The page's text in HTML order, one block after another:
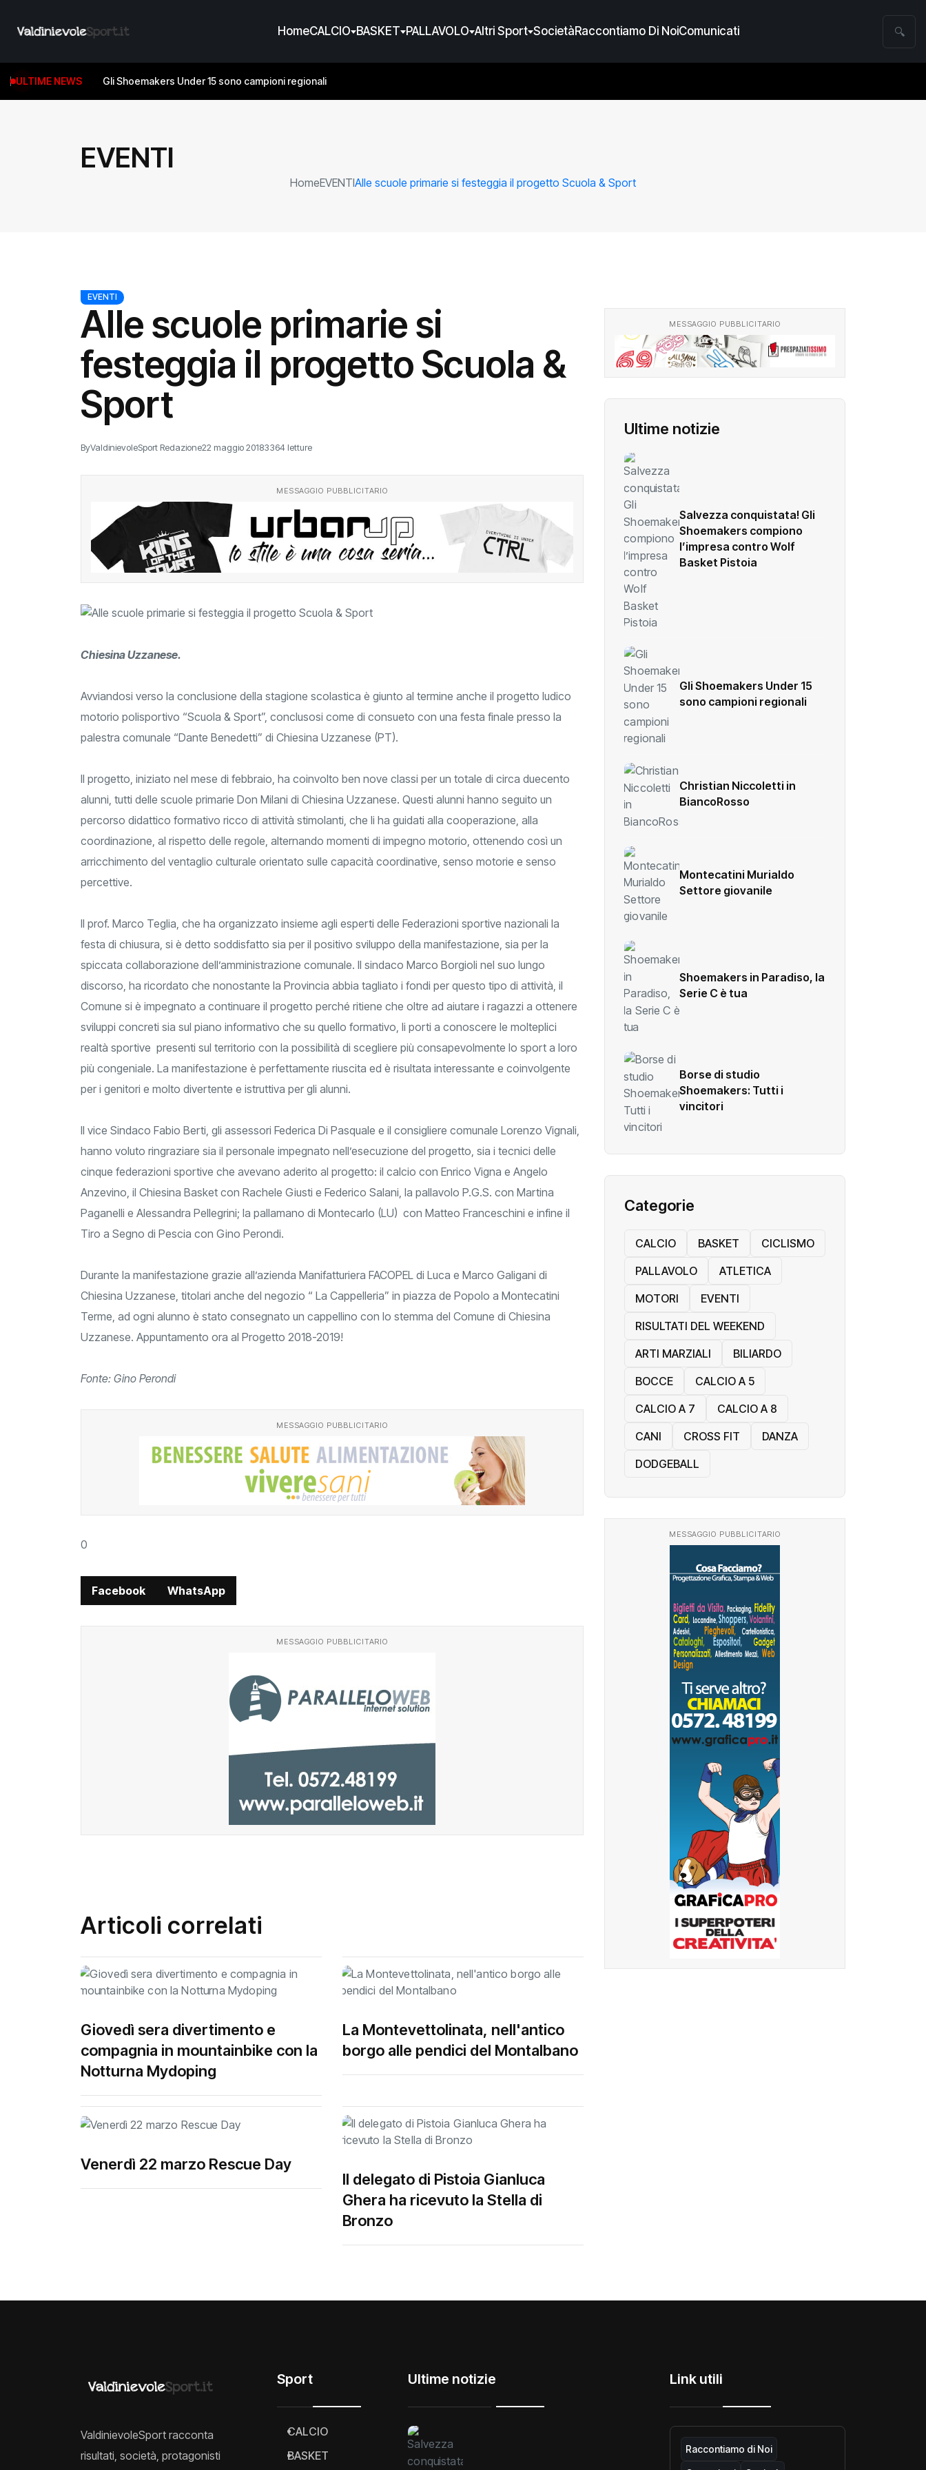
HomeCALCIO BASKET PALLAVOLO Altri Sport SocietàRaccontiamo Di NoiComunicati 🔍
ULTIME NEWS Gli Shoemakers Under 15 sono campioni regionali
EVENTI
HomeEVENTIAlle scuole primarie si festeggia il progetto Scuola & Sport
EVENTI
Alle scuole primarie si
festeggia il progetto Scuola &
Sport
ByValdinievoleSport Redazione22 maggio 20183364 letture
MESSAGGIO PUBBLICITARIO
Chiesina Uzzanese.
Avviandosi verso la conclusione della stagione scolastica è giunto al termine anche il progetto ludico
motorio polisportivo “Scuola & Sport”, conclusosi come di consueto con una festa finale presso la
palestra comunale “Dante Benedetti” di Chiesina Uzzanese (PT).
Il progetto, iniziato nel mese di febbraio, ha coinvolto ben nove classi per un totale di circa duecento
alunni, tutti delle scuole primarie Don Milani di Chiesina Uzzanese. Questi alunni hanno seguito un
percorso didattico formativo ricco di attività stimolanti, che li ha guidati alla cooperazione, alla
coordinazione, al rispetto delle regole, alternando momenti di impegno motorio, ottenendo così un
arricchimento del ventaglio culturale orientato sulle capacità coordinative, senso motorie e senso
percettive.
Il prof. Marco Teglia, che ha organizzato insieme agli esperti delle Federazioni sportive nazionali la
festa di chiusura, si è detto soddisfatto sia per il positivo sviluppo della manifestazione, sia per la
spiccata collaborazione dell’amministrazione comunale. Il sindaco Marco Borgioli nel suo lungo
discorso, ha ricordato che nonostante la Provincia abbia tagliato i fondi per questo tipo di attività, il
Comune si è impegnato a continuare il progetto perché ritiene che oltre ad aiutare i ragazzi a ottenere
sviluppi concreti sia sul piano informativo che su quello formativo, li porti a conoscere le molteplici
realtà sportive presenti sul territorio con la possibilità di scegliere più consapevolmente lo sport a loro
più congeniale. La manifestazione è perfettamente riuscita ed è risultata interessante e coinvolgente
per i genitori e molto divertente e istruttiva per gli alunni.
Il vice Sindaco Fabio Berti, gli assessori Federica Di Pasquale e il consigliere comunale Lorenzo Vignali,
hanno voluto ringraziare sia il personale impegnato nell’esecuzione del progetto, sia i tecnici delle
cinque federazioni sportive che avevano aderito al progetto: il calcio con Enrico Vigna e Angelo
Anzevino, il Chiesina Basket con Rachele Giusti e Federico Salani, la pallavolo P.G.S. con Martina
Paganelli e Alessandra Pellegrini; la pallamano di Montecarlo (LU) con Matteo Franceschini e infine il
Tiro a Segno di Pescia con Gino Perondi.
Durante la manifestazione grazie all’azienda Manifatturiera FACOPEL di Luca e Marco Galigani di
Chiesina Uzzanese, titolari anche del negozio “ La Cappelleria” in piazza de Popolo a Montecatini
Terme, ad ogni alunno è stato consegnato un cappellino con lo stemma del Comune di Chiesina
Uzzanese. Appuntamento ora al Progetto 2018-2019!
Fonte: Gino Perondi
MESSAGGIO PUBBLICITARIO
0
Facebook WhatsApp
MESSAGGIO PUBBLICITARIO
Articoli correlati
Giovedì sera divertimento e
compagnia in mountainbike con la
Notturna Mydoping
La Montevettolinata, nell'antico
borgo alle pendici del Montalbano
Venerdì 22 marzo Rescue Day
Il delegato di Pistoia Gianluca
Ghera ha ricevuto la Stella di
Bronzo
MESSAGGIO PUBBLICITARIO
Ultime notizie
Salvezza conquistata! Gli
Shoemakers compiono
l’impresa contro Wolf
Basket Pistoia
Gli Shoemakers Under 15
sono campioni regionali
Christian Niccoletti in
BiancoRosso
Montecatini Murialdo
Settore giovanile
Shoemakers in Paradiso, la
Serie C è tua
Borse di studio
Shoemakers: Tutti i
vincitori
Categorie
CALCIO BASKET
CICLISMO
PALLAVOLO
ATLETICA
MOTORI
EVENTI
RISULTATI DEL WEEKEND
ARTI MARZIALI
BILIARDO
BOCCE
CALCIO A 5
CALCIO A 7
CALCIO A 8
CANI
CROSS FIT
DANZA
DODGEBALL
MESSAGGIO PUBBLICITARIO
ValdinievoleSport racconta
risultati, società, protagonisti
Sport
CALCIO
BASKET
Ultime notizie Link utili
Raccontiamo di Noi